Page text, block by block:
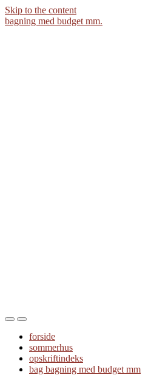
Skip to the content
bagning med budget mm.
Toggle
mobile
menu
Toggle
the
search
field
forside
sommerhus
opskriftindeks
bag bagning med budget mm